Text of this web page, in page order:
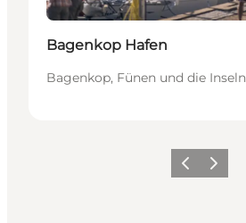
Bagenkop Hafen
Bagenkop, Fünen und die Inseln
ZurückWeiter